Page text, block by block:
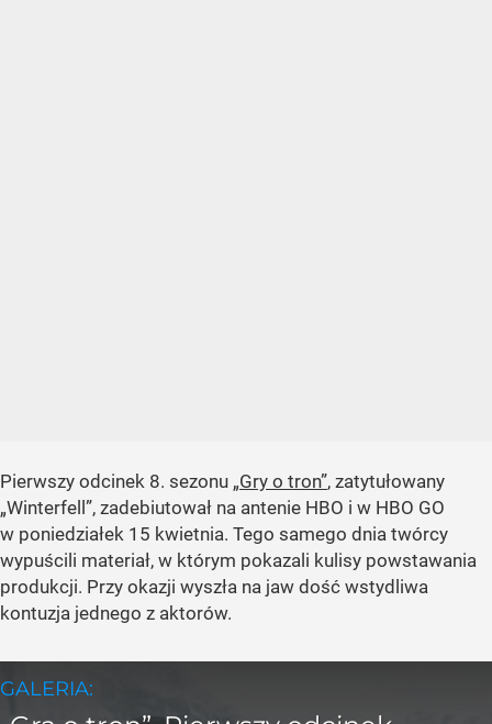
Pierwszy odcinek 8. sezonu „Gry o tron”, zatytułowany
„Winterfell”, zadebiutował na antenie HBO i w HBO GO
w poniedziałek 15 kwietnia. Tego samego dnia twórcy
wypuścili materiał, w którym pokazali kulisy powstawania
produkcji. Przy okazji wyszła na jaw dość wstydliwa
kontuzja jednego z aktorów.